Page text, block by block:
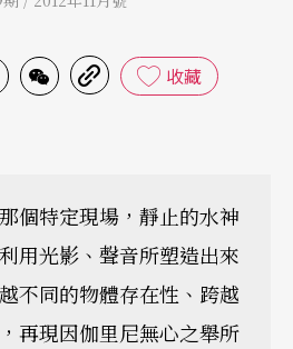
收藏
個特定現場，靜止的水神
用光影、聲音所塑造出來
不同的物體存在性、跨越
再現因伽里尼無心之舉所